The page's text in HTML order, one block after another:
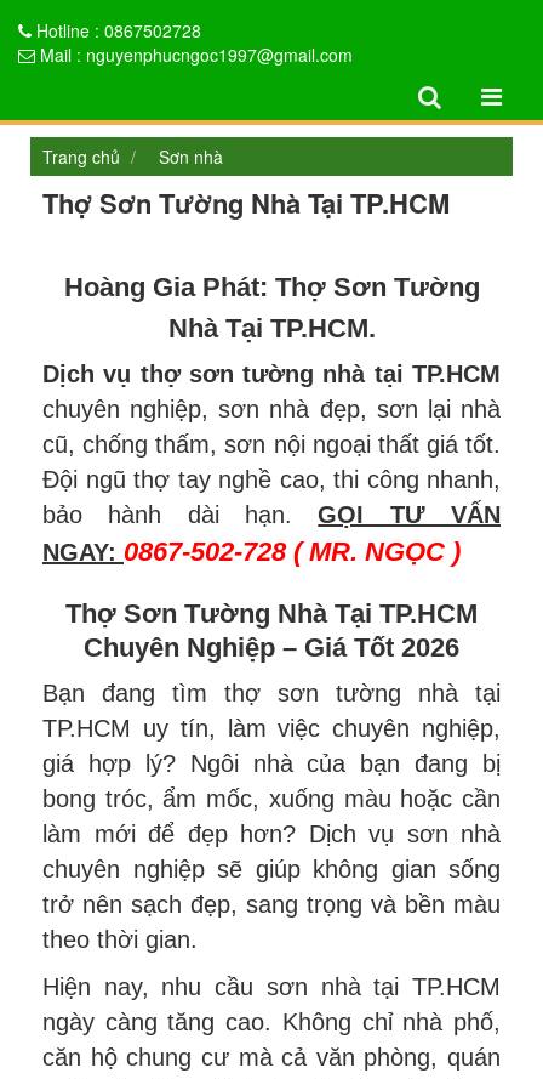
Hotline : 0867502728
Mail : nguyenphucngoc1997@gmail.com
Trang chủ Sơn nhà
Thợ Sơn Tường Nhà Tại TP.HCM
Hoàng Gia Phát: Thợ Sơn Tường
Nhà Tại TP.HCM.
Dịch vụ thợ sơn tường nhà tại TP.HCM
chuyên nghiệp, sơn nhà đẹp, sơn lại nhà
cũ, chống thấm, sơn nội ngoại thất giá tốt.
Đội ngũ thợ tay nghề cao, thi công nhanh,
bảo hành dài hạn.GỌI TƯ VẤN
NGAY: 0867-502-728 ( MR. NGỌC )
Thợ Sơn Tường Nhà Tại TP.HCM
Chuyên Nghiệp – Giá Tốt 2026
Bạn đang tìm thợ sơn tường nhà tại
TP.HCM uy tín, làm việc chuyên nghiệp,
giá hợp lý? Ngôi nhà của bạn đang bị
bong tróc, ẩm mốc, xuống màu hoặc cần
làm mới để đẹp hơn? Dịch vụ sơn nhà
chuyên nghiệp sẽ giúp không gian sống
trở nên sạch đẹp, sang trọng và bền màu
theo thời gian.
Hiện nay, nhu cầu sơn nhà tại TP.HCM
ngày càng tăng cao. Không chỉ nhà phố,
căn hộ chung cư mà cả văn phòng, quán